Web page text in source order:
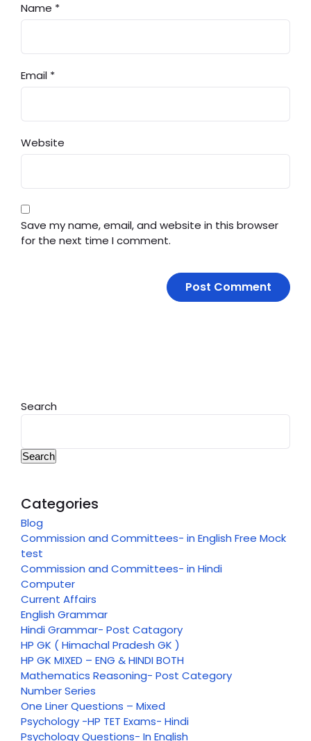
Name *
Email *
Website
Save my name, email, and website in this browser
for the next time I comment.
Search
Search
Categories
Blog
Commission and Committees- in English Free Mock
test
Commission and Committees- in Hindi
Computer
Current Affairs
English Grammar
Hindi Grammar- Post Catagory
HP GK ( Himachal Pradesh GK )
HP GK MIXED – ENG & HINDI BOTH
Mathematics Reasoning- Post Category
Number Series
One Liner Questions – Mixed
Psychology -HP TET Exams- Hindi
Psychology Questions- In English